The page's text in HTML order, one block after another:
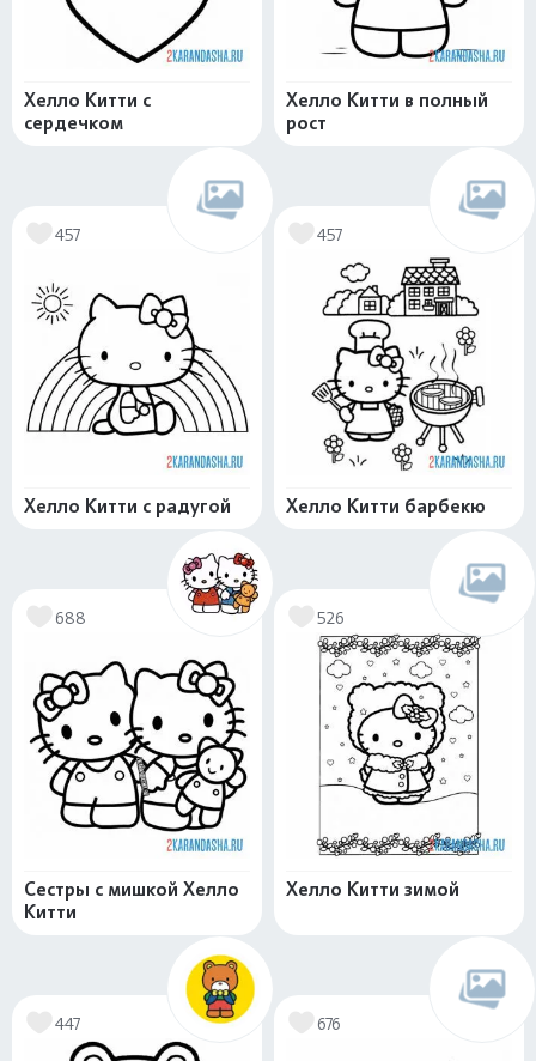
Хелло Китти с
сердечком
Хелло Китти в полный
рост
457
Хелло Китти с радугой
457
Хелло Китти барбекю
688
Сестры с мишкой Хелло
Китти
526
Хелло Китти зимой
447 676